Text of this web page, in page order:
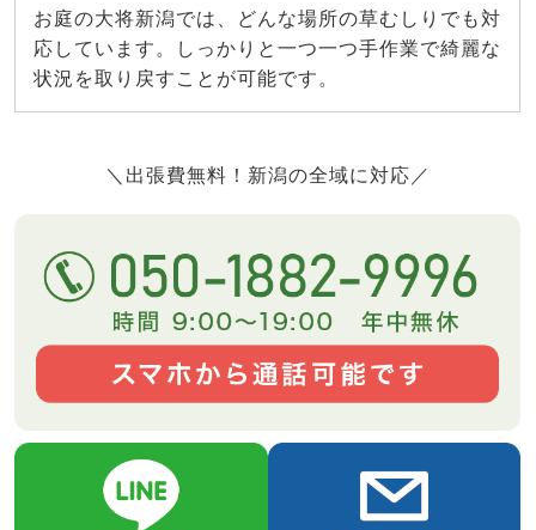
お庭の大将新潟では、どんな場所の草むしりでも対
応しています。しっかりと一つ一つ手作業で綺麗な
状況を取り戻すことが可能です。
＼出張費無料！新潟の全域に対応／